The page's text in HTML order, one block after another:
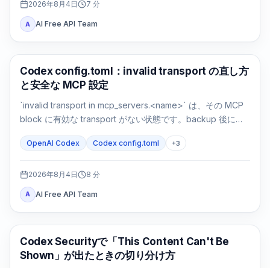
2026年8月4日 7 分
A AI Free API Team
AI 開発ツール
Codex config.toml：invalid transport の直し方
と安全な MCP 設定
`invalid transport in mcp_servers.<name>` は、その MCP
block に有効な transport がない状態です。backup 後に
します。
OpenAI Codex Codex config.toml +3
2026年8月4日 8 分
A AI Free API Team
OpenAI Codex
Codex Securityで「This Content Can't Be
Shown」が出たときの切り分け方